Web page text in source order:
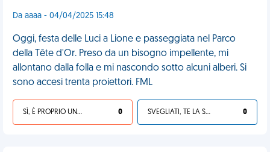
Da aaaa - 04/04/2025 15:48
Oggi, festa delle Luci a Lione e passeggiata nel Parco
della Tête d'Or. Preso da un bisogno impellente, mi
allontano dalla folla e mi nascondo sotto alcuni alberi. Si
sono accesi trenta proiettori. FML
SÌ, È PROPRIO UNA VDM! 0 SVEGLIATI, TE LA SEI CERCATA! 0